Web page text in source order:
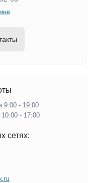
9:00 - 19:00
- 17:00
сетях: